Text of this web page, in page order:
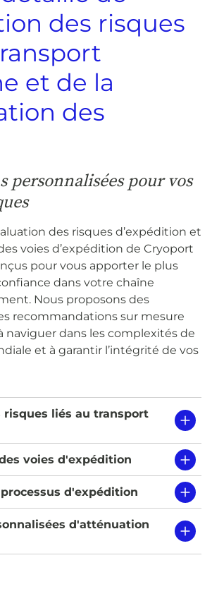
des risques
et de la
des
personnalisées pour vos
des risques d’expédition et
voies d’expédition de Cryoport
pour vous apporter le plus
dans votre chaîne
Nous proposons des
recommandations sur mesure
naviguer dans les complexités de
et à garantir l’intégrité de vos
risques liés au transport
voies d'expédition
d'expédition
d'atténuation